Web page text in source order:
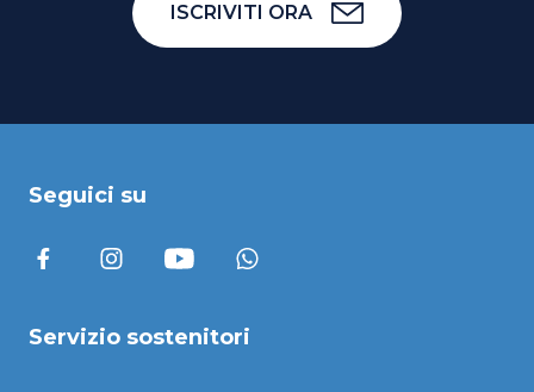
ISCRIVITI ORA
Seguici su
Servizio sostenitori